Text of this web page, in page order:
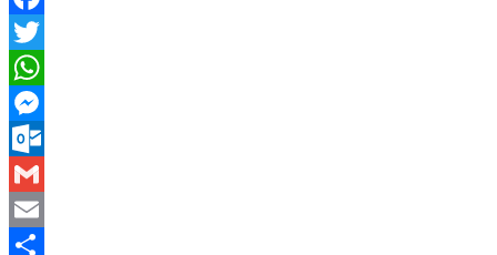
Facebook
Twitter
WhatsApp
Messenger
Outlook.com
Gmail
Email